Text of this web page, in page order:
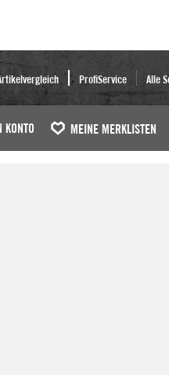
ProfiService Alle
KONTO MEINE MERKLISTEN